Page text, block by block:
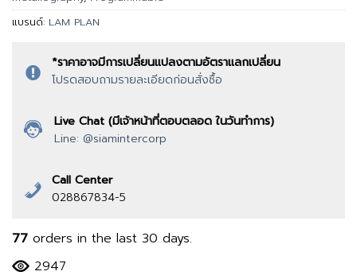
แบรนด์: LAM PLAN
*ราคาอาจมีการเปลี่ยนแปลงตามอัตราแลกเปลี่ยน
โปรดสอบถามรายละเอียดก่อนสั่งซื้อ
Live Chat (มีเจ้าหน้าที่ตอบตลอด ในวันทำการ)
Line: @siamintercorp
Call Center
028867834-5
77 orders in the last 30 days.
2947